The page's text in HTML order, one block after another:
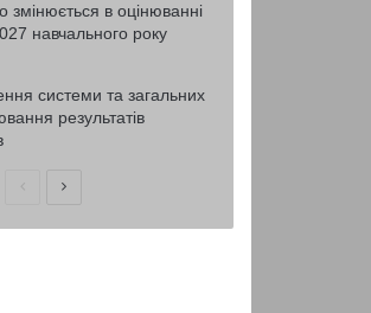
змінюється в оцінюванні
навчального року
системи та загальних
результатів
ПопередняНаступна